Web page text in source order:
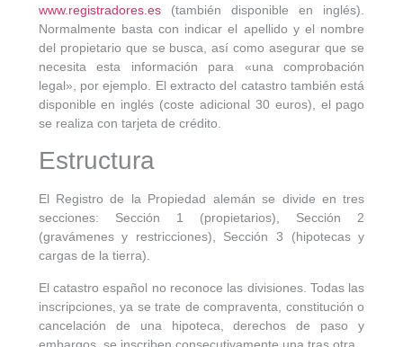
www.registradores.es(también disponible en inglés).
Normalmente basta con indicar el apellido y el nombre
del propietario que se busca, así como asegurar que se
necesita esta información para «una comprobación
legal», por ejemplo. El extracto del catastro también está
disponible en inglés (coste adicional 30 euros), el pago
se realiza con tarjeta de crédito.
Estructura
El Registro de la Propiedad alemán se divide en tres
secciones: Sección 1 (propietarios), Sección 2
(gravámenes y restricciones), Sección 3 (hipotecas y
cargas de la tierra).
El catastro español no reconoce las divisiones. Todas las
inscripciones, ya se trate de compraventa, constitución o
cancelación de una hipoteca, derechos de paso y
embargos, se inscriben consecutivamente una tras otra.